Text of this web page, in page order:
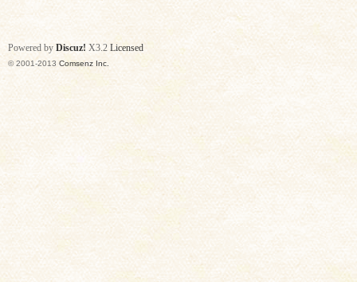
Powered by Discuz! X3.2 Licensed
© 2001-2013 Comsenz Inc.